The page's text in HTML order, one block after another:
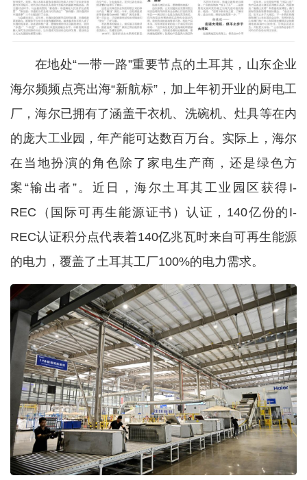
在地处“一带一路”重要节点的土耳其，山东企业
海尔频频点亮出海“新航标”，加上年初开业的厨电工
厂，海尔已拥有了涵盖干衣机、洗碗机、灶具等在内
的庞大工业园，年产能可达数百万台。实际上，海尔
在当地扮演的角色除了家电生产商，还是绿色方
案“输出者”。近日，海尔土耳其工业园区获得I-
REC（国际可再生能源证书）认证，140亿份的I-
REC认证积分点代表着140亿兆瓦时来自可再生能源
的电力，覆盖了土耳其工厂100%的电力需求。